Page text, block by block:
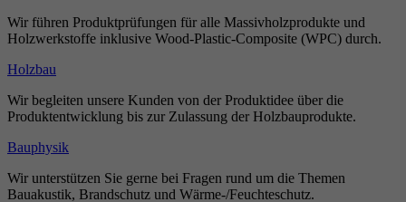
Wir führen Produktprüfungen für alle Massivholzprodukte und
Holzwerkstoffe inklusive Wood-Plastic-Composite (WPC) durch.
Holzbau
Wir begleiten unsere Kunden von der Produktidee über die
Produktentwicklung bis zur Zulassung der Holzbauprodukte.
Bauphysik
Wir unterstützen Sie gerne bei Fragen rund um die Themen
Bauakustik, Brandschutz und Wärme-/Feuchteschutz.